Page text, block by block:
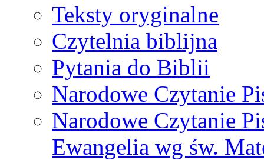
Teksty oryginalne
Czytelnia biblijna
Pytania do Biblii
Narodowe Czytanie
Narodowe Czytanie
Ewangelia wg św.